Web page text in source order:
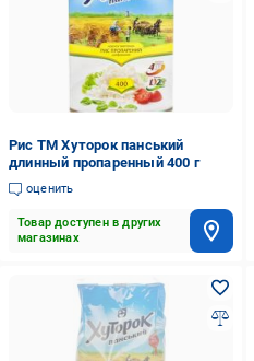
Рис ТМ Хуторок панський
длинный пропаренный 400 г
оценить
Товар доступен в других
магазинах